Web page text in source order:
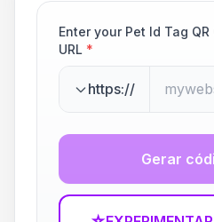
Enter your Pet Id Tag
URL *
https://
Gerar